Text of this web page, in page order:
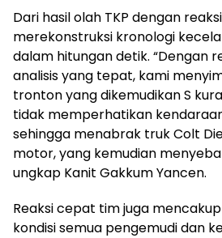
Dari hasil olah TKP dengan
merekonstruksi kronologi
dalam hitungan detik. “Dengan
analisis yang tepat, kami
tronton yang dikemudikan S
tidak memperhatikan
sehingga menabrak truk Colt
motor, yang kemudian
ungkap Kanit Gakkum Yancen.
Reaksi cepat tim juga
kondisi semua pengemudi dan